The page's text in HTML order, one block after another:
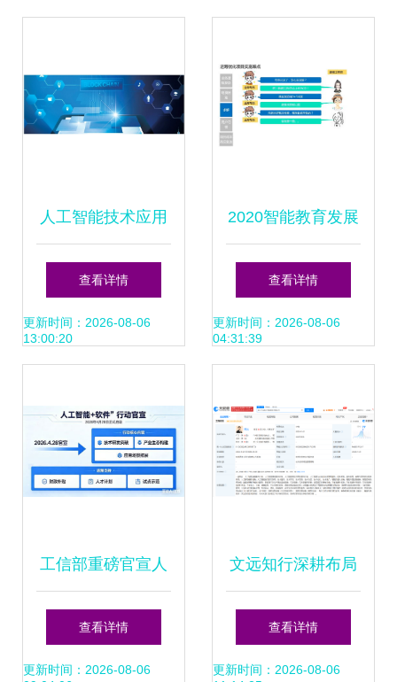
人工智能技术应用
与软件开发 赋能未
来的引擎
查看详情
更新时间：2026-08-06
13:00:20
2020智能教育发展
蓝皮书 以人工智能
开启因材施教新纪
查看详情
更新时间：2026-08-06
04:31:39
工信部重磅官宣人
工智能专项行动 软
件成AI应用关键突
查看详情
更新时间：2026-08-06
文远知行深耕布局
在湖州成立智能科
技公司，聚焦AI软
查看详情
更新时间：2026-08-06